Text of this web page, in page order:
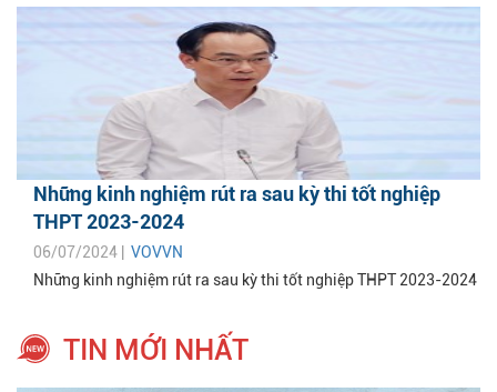
Những kinh nghiệm rút ra sau kỳ thi tốt nghiệp
THPT 2023-2024
06/07/2024 | VOVVN
Những kinh nghiệm rút ra sau kỳ thi tốt nghiệp THPT 2023-2024
TIN MỚI NHẤT